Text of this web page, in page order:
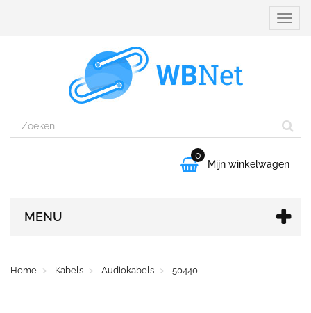

0
Mijn winkelwagen
MENU
Home Kabels Audiokabels 50440